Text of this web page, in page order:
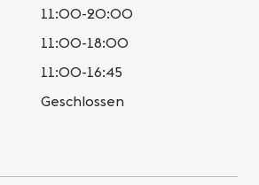
11:00-20:00
11:00-18:00
11:00-16:45
Geschlossen